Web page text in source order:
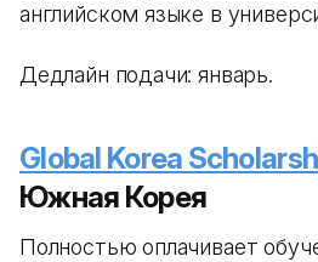
английском языке в
Дедлайн подачи: январь.
Global Korea
Южная Корея
Полностью оплачивает